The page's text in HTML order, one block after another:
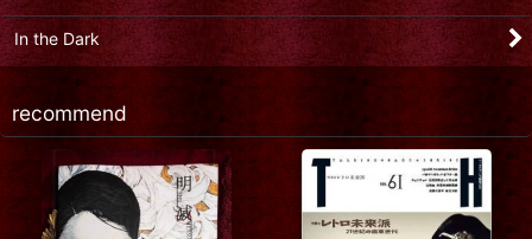
In the Dark
recommend